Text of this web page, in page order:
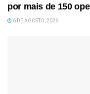
por mais de 150
6 DE AGOSTO, 2026